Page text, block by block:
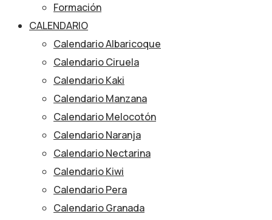
Formación
CALENDARIO
Calendario Albaricoque
Calendario Ciruela
Calendario Kaki
Calendario Manzana
Calendario Melocotón
Calendario Naranja
Calendario Nectarina
Calendario Kiwi
Calendario Pera
Calendario Granada